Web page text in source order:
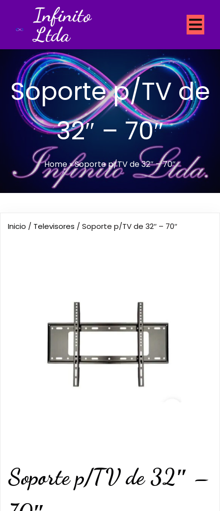
Infinito
Ltda
Soporte p/TV de
32″ – 70″
Home»Soporte p/TV de 32″ – 70″
Inicio / Televisores / Soporte p/TV de 32″ – 70″
Soporte p/TV de 32″ –